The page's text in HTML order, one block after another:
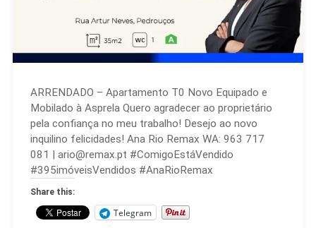
ARRENDADO – Apartamento T0 Novo Equipado e
Mobilado à Asprela Quero agradecer ao proprietário
pela confiança no meu trabalho! Desejo ao novo
inquilino felicidades! Ana Rio Remax WA: 963 717
081 | ario@remax.pt #ComigoEstáVendido
#395imóveisVendidos #AnaRioRemax
Share this:
Telegram